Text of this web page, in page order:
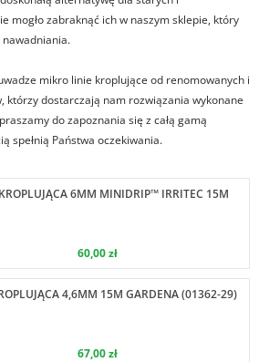
mogło zabraknąć ich w naszym sklepie, który
mikro linie kroplujące od renomowanych i
którzy dostarczają nam rozwiązania wykonane
do zapoznania się z całą gamą
spełnią Państwa oczekiwania.
6MM MINIDRIP™ IRRITEC 15M
60,00 zł
4,6MM 15M GARDENA (01362-29)
67,00 zł